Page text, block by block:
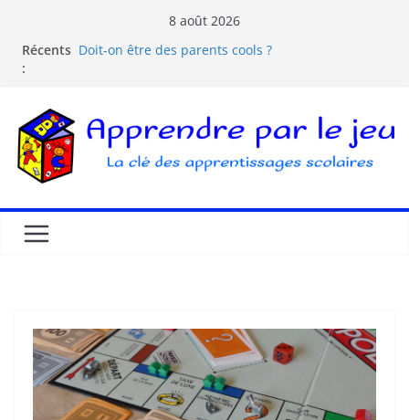
8 août 2026
Récents
:
Doit-on être des parents cools ?
La pédagogie Montessori est-elle ludique ?
Comprendre la courbe de l’oubli